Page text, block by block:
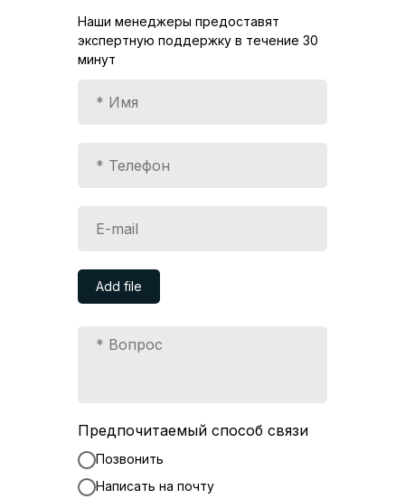
Add file
Предпочитаемый способ связи
Позвонить
Написать на почту
Наши менеджеры предоставят
экспертную поддержку в течение 30
минут